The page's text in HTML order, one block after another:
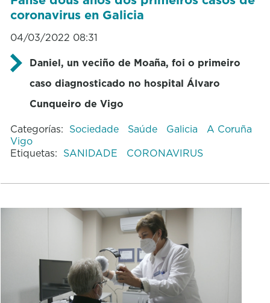
coronavirus en Galicia
04/03/2022 08:31
Daniel, un veciño de Moaña, foi o primeiro
caso diagnosticado no hospital Álvaro
Cunqueiro de Vigo
Categorías: Sociedade Saúde Galicia
A Coruña
Vigo
Etiquetas: SANIDADE CORONAVIRUS